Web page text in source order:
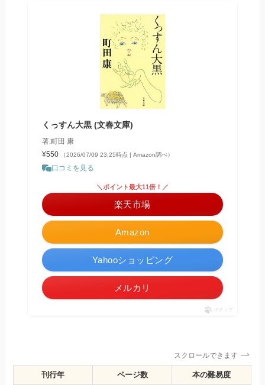
くっすん大黒 (文春文庫)
著:町田 康
¥550
（2026/07/09 23:25時点 | Amazon調べ）
口コミを見る
Amazon
＼ポイント最大11倍！／
楽天市場
Yahooショッピング
メルカリ
ポチップ
スクロールできます
刊行年 ページ数 本の難易度